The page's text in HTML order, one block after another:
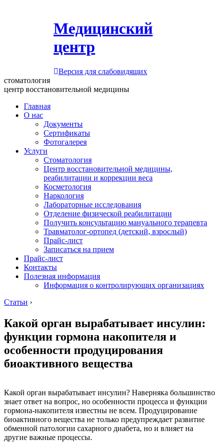
Медицинский
центр
Версия для слабовидящих
стоматология
центр восстановительной медицины
Главная
О нас
Документы
Сертификаты
Фотогалерея
Услуги
Стоматология
Центр восстановительной медицины,
реабилитации и коррекции веса
Косметология
Наркология
Лабораторные исследования
Отделение физической реабилитации
Получить консультацию мануального терапевта
Травматолог-ортопед (детский, взрослый)
Прайс-лист
Записаться на прием
Прайс-лист
Контакты
Полезная информация
Информация о контролирующих организациях
Статьи ›
Какой орган вырабатывает инсулин:
функции гормона накопителя и
особенности продуцирования
биоактивного вещества
Какой орган вырабатывает инсулин? Наверняка большинство
знает ответ на вопрос, но особенности процесса и функции
гормона-накопителя известны не всем. Продуцирование
биоактивного вещества не только предупреждает развитие
обменной патологии сахарного диабета, но и влияет на
другие важные процессы.